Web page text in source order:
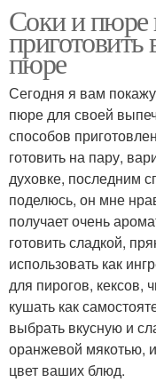
Соки и пюре
пюре
Сегодня я вам
пюре для своей
способов
готовить на пару,
духовке, последним
поделюсь, он мне
получает очень
готовить сладкой,
использовать как
для пирогов, кексов,
кушать как
выбрать вкусную и
оранжевой мякотью,
цвет ваших блюд.